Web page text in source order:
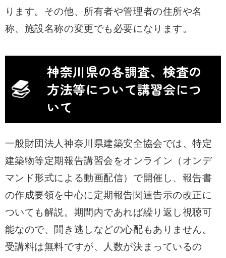
ります。その他、所有者や管理者の住所や名
称、施設名称の変更でも必要になります。
神奈川県の各調査、検査の
方法等について講習会につ
いて
一般財団法人神奈川県建築安全協会では、特定
建築物等定期報告講習会をオンライン（オンデ
マンド形式による動画配信）で開催し、報告書
の作成要領を中心に定期報告関連告示の改正に
ついても解説。期間内であれば繰り返し視聴可
能なので、聞き逃しなどの心配もありません。
受講料は無料ですが、人数が決まっているの